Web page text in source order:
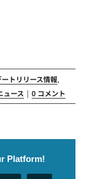
トリリース情報,
ース | 0 コメント
Platform!